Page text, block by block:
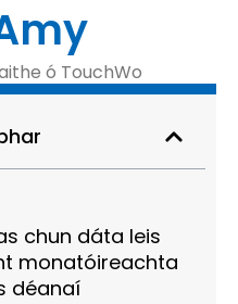
ó TouchWo
chun dáta leis
monatóireachta
déanaí